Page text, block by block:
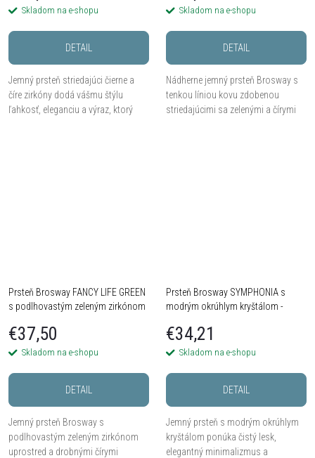
Skladom na e-shopu
DETAIL
Jemný prsteň striedajúci čierne a
číre zirkóny dodá vášmu štýlu
ľahkosť, eleganciu a výraz, ktorý
Skladom na e-shopu
DETAIL
Nádherne jemný prsteň Brosway s
tenkou líniou kovu zdobenou
striedajúcimi sa zelenými a čírymi
Prsteň Brosway FANCY LIFE GREEN
s podlhovastým zeleným zirkónom
€37,50
Skladom na e-shopu
DETAIL
Jemný prsteň Brosway s
podlhovastým zeleným zirkónom
uprostred a drobnými čírymi
Prsteň Brosway SYMPHONIA s
modrým okrúhlym kryštálom -
€34,21
Skladom na e-shopu
DETAIL
Jemný prsteň s modrým okrúhlym
kryštálom ponúka čistý lesk,
elegantný minimalizmus a